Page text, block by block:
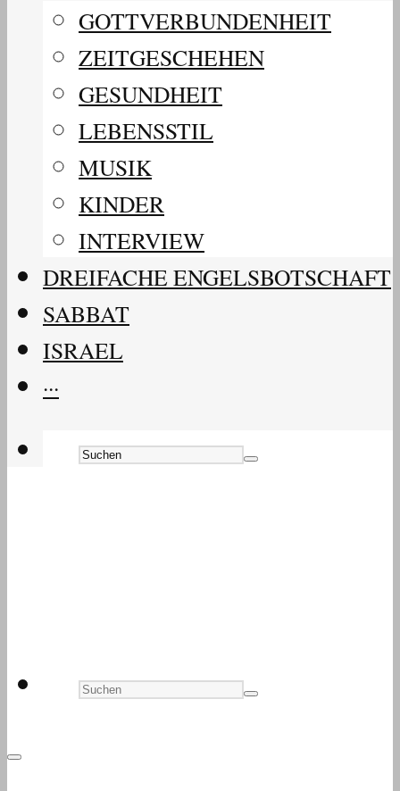
GOTTVERBUNDENHEIT
ZEITGESCHEHEN
GESUNDHEIT
LEBENSSTIL
MUSIK
KINDER
INTERVIEW
DREIFACHE ENGELSBOTSCHAFT
SABBAT
ISRAEL
···